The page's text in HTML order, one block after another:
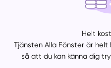
Helt
Tjänsten Alla Fönster är
så att du kan känna dig